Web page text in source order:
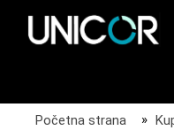
Početna strana »